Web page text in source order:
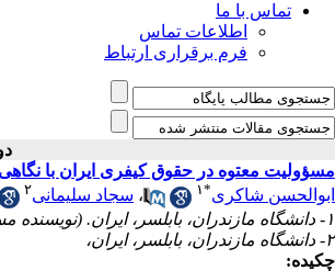
تماس با ما
اطلاعات تماس
فرم برقراری ارتباط
دوره ۱۳،
مسؤولیت معتوه در حقوق کیفری ایران با
ابوالحسن شاکری*۱ ، سجاد سلیمانی۲
۱- دانشگاه مازندران، بابلسر، ایران. (نویسنده مسؤول)
۲- دانشگاه مازندران، بابلسر، ایران،
چکیده: